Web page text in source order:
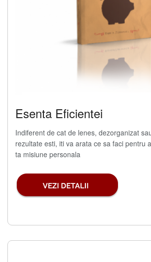
Esenta Eficientei
Indiferent de cat de lenes, dezorganizat
rezultate esti, iti va arata ce sa faci pentru
ta misiune personala